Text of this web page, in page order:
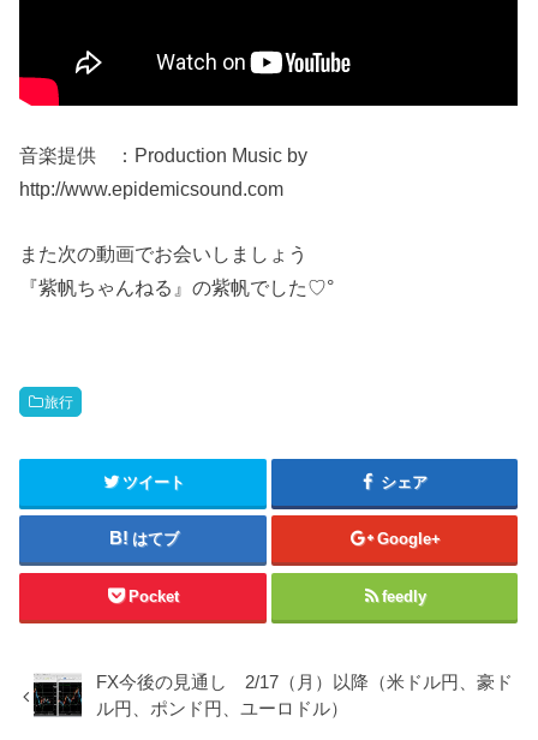
音楽提供 ：Production Music by
http://www.epidemicsound.com
また次の動画でお会いしましょう
『紫帆ちゃんねる』の紫帆でした♡°
旅行
ツイート シェア
はてブ Google+
Pocket feedly
FX今後の見通し 2/17（月）以降（米ドル円、豪ド
ル円、ポンド円、ユーロドル）